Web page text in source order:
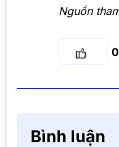
Nguồn
0
Bình luận